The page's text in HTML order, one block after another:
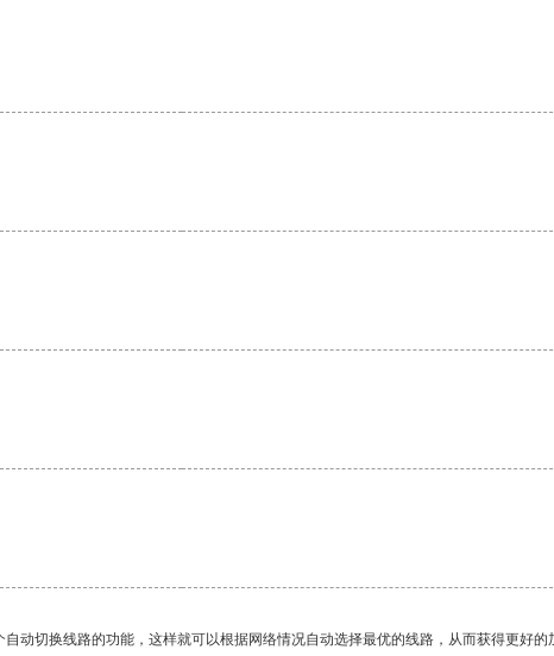
动切换线路的功能，这样就可以根据网络情况自动选择最优的线路，从而获得更好的